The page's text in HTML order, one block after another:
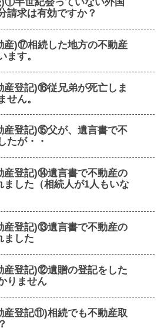
請求は有効ですか？
)⑰相続した地方の不動産
ます。
登記)⑯従兄弟が死亡しま
せん。
登記)⑮父が、遺言書で不
たが・・
登記)⑭遺言書で不動産の
した（相続人が1人もいな
登記)⑬遺言書で不動産の
ました
登記)⑫遺贈の登記をした
りません
登記⑪)相続でも不動産取